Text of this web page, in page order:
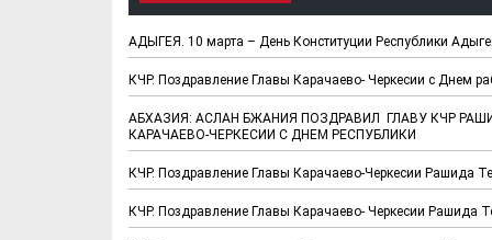
АДЫГЕЯ. 10 марта – День Конституции Республики
КЧР. Поздравление Главы Карачаево- Черкесии с Днем
АБХАЗИЯ: АСЛАН БЖАНИЯ ПОЗДРАВИЛ ГЛАВУ КЧР
КАРАЧАЕВО-ЧЕРКЕСИИ С ДНЕМ РЕСПУБЛИКИ
КЧР. Поздравление Главы Карачаево-Черкесии Рашида
КЧР. Поздравление Главы Карачаево- Черкесии Рашида